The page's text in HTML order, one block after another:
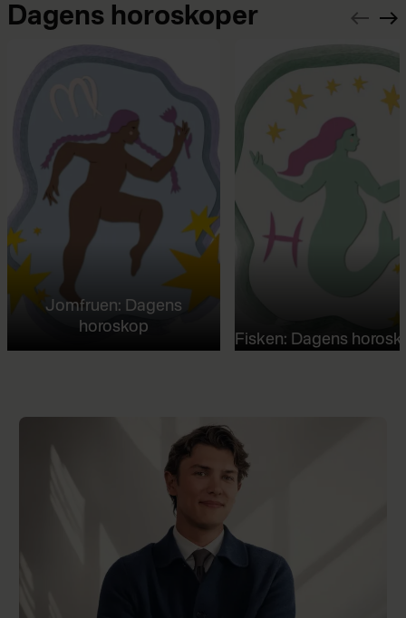
Dagens horoskoper
Jomfruen: Dagens
horoskop
Fisken: Dagens